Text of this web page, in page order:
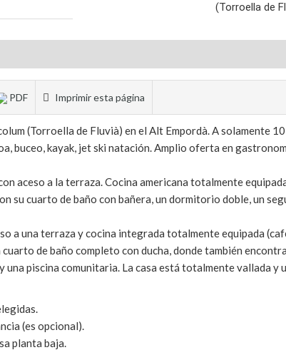
(Torroella de
PDF Imprimir esta página
(Torroella de Fluvià) en el Alt Empordà. A solamente
buceo, kayak, jet ski natación. Amplio oferta en
aceso a la terraza. Cocina americana totalmente
cuarto de baño con bañera, un dormitorio doble, un
a una terraza y cocina integrada totalmente equipada
de baño completo con ducha, donde también
piscina comunitaria. La casa está totalmente vallada y
(es opcional).
planta baja.